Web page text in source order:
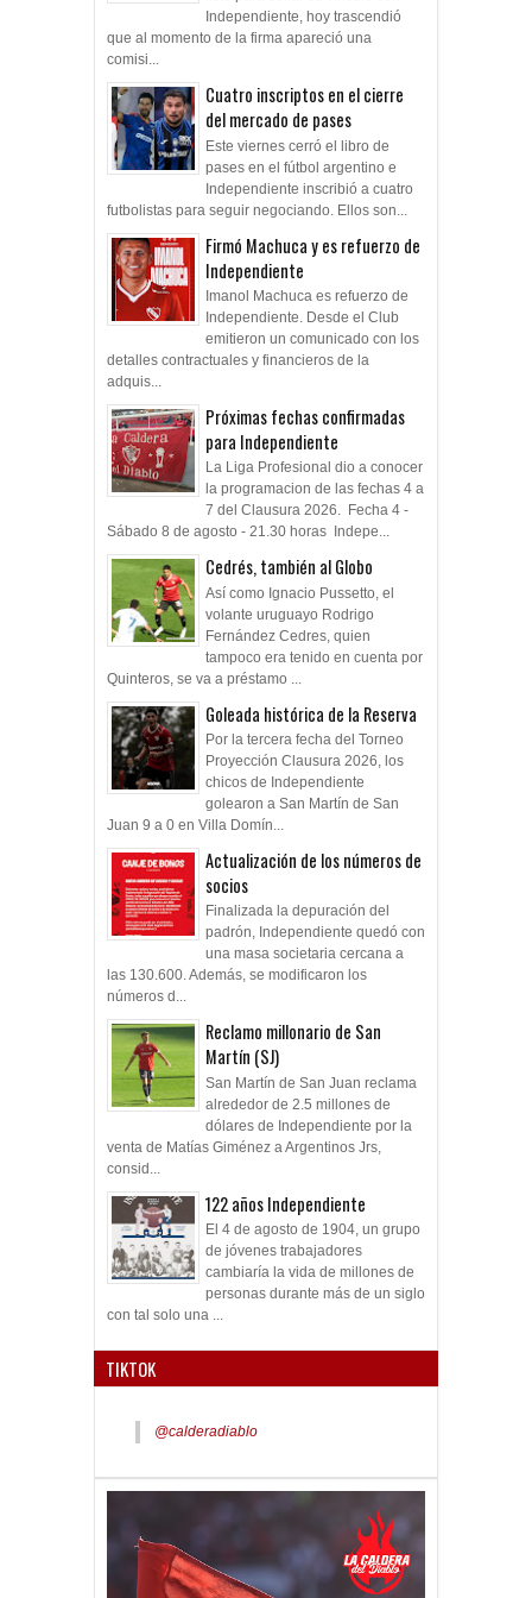
Independiente, hoy trascendió
que al momento de la firma apareció una
comisi...
Cuatro inscriptos en el cierre
del mercado de pases
Este viernes cerró el libro de
pases en el fútbol argentino e
Independiente inscribió a cuatro
futbolistas para seguir negociando. Ellos son...
Firmó Machuca y es refuerzo de
Independiente
Imanol Machuca es refuerzo de
Independiente. Desde el Club
emitieron un comunicado con los
detalles contractuales y financieros de la
adquis...
Próximas fechas confirmadas
para Independiente
La Liga Profesional dio a conocer
la programacion de las fechas 4 a
7 del Clausura 2026. Fecha 4 -
Sábado 8 de agosto - 21.30 horas Indepe...
Cedrés, también al Globo
Así como Ignacio Pussetto, el
volante uruguayo Rodrigo
Fernández Cedres, quien
tampoco era tenido en cuenta por
Quinteros, se va a préstamo ...
Goleada histórica de la Reserva
Por la tercera fecha del Torneo
Proyección Clausura 2026, los
chicos de Independiente
golearon a San Martín de San
Juan 9 a 0 en Villa Domín...
Actualización de los números de
socios
Finalizada la depuración del
padrón, Independiente quedó con
una masa societaria cercana a
las 130.600. Además, se modificaron los
números d...
Reclamo millonario de San
Martín (SJ)
San Martín de San Juan reclama
alrededor de 2.5 millones de
dólares de Independiente por la
venta de Matías Giménez a Argentinos Jrs,
consid...
122 años Independiente
El 4 de agosto de 1904, un grupo
de jóvenes trabajadores
cambiaría la vida de millones de
personas durante más de un siglo
con tal solo una ...
TIKTOK
@calderadiablo